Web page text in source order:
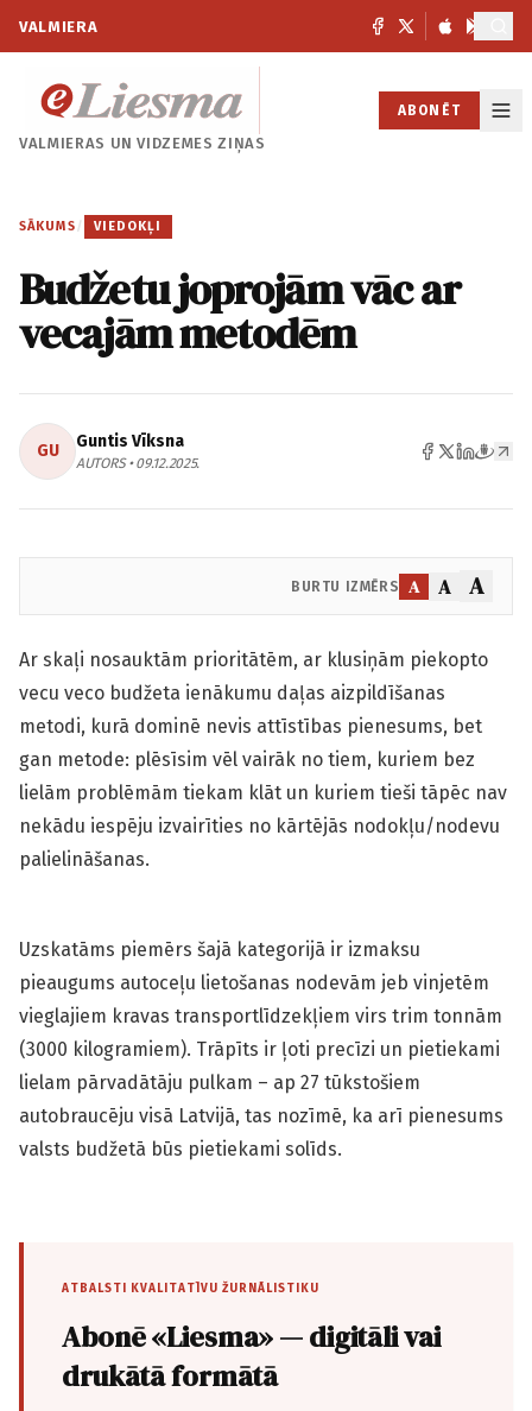
VALMIERA
VALMIERAS UNVIDZEMES ZIŅAS
ABONĒT
SĀKUMS / VIEDOKĻI
Budžetu joprojām vāc ar
vecajām metodēm
GU Guntis Vīksna
AUTORS • 09.12.2025.
BURTU IZMĒRS A A A
Ar skaļi nosauktām prioritātēm, ar klusiņām piekopto
vecu veco budžeta ienākumu daļas aizpildīšanas
metodi, kurā dominē nevis attīstības pienesums, bet
gan metode: plēsīsim vēl vairāk no tiem, kuriem bez
lielām problēmām tiekam klāt un kuriem tieši tāpēc nav
nekādu iespēju izvairīties no kārtējās nodokļu/nodevu
palielināšanas.
Uzskatāms piemērs šajā kategorijā ir izmaksu
pieaugums autoceļu lietošanas nodevām jeb vinjetēm
vieglajiem kravas transportlīdzekļiem virs trim tonnām
(3000 kilogramiem). Trāpīts ir ļoti precīzi un pietiekami
lielam pārvadātāju pulkam – ap 27 tūkstošiem
autobraucēju visā Latvijā, tas nozīmē, ka arī pienesums
valsts budžetā būs pietiekami solīds.
ATBALSTI KVALITATĪVU ŽURNĀLISTIKU
Abonē «Liesma» — digitāli vai
drukātā formātā